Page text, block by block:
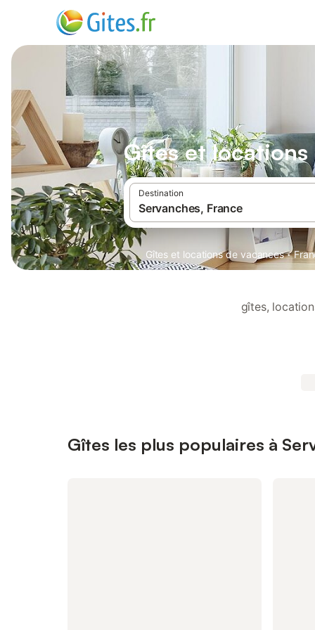
Gîtes et locations
Destination
Gîtes et locations de vacances ·
gîtes,
Gîtes les plus populaires à